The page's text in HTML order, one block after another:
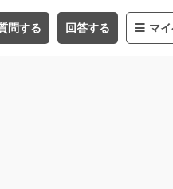
問する 回答する マ